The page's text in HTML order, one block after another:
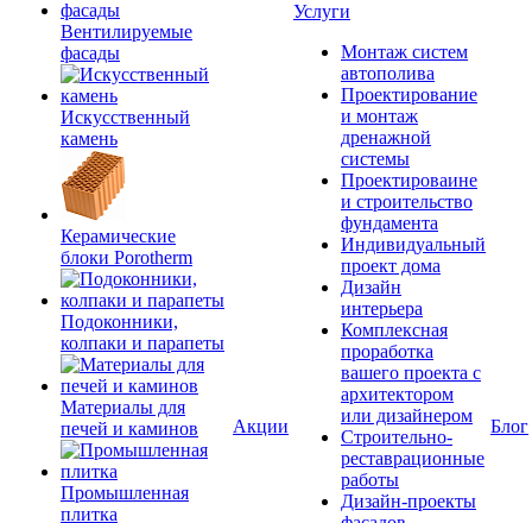
Вентилируемые
фасады
Искусственный
камень
Керамические
блоки Porotherm
Подоконники,
колпаки и парапеты
Материалы для
печей и каминов
Промышленная
плитка
Акции
Услуги
Монтаж систем
автополива
Проектирование
и монтаж
дренажной
системы
Проектироваине
и строительство
фундамента
Индивидуальный
проект дома
Дизайн
интерьера
Комплексная
проработка
вашего проекта с
архитектором
или дизайнером
Строительно-
реставрационные
работы
Дизайн-проекты
Блог